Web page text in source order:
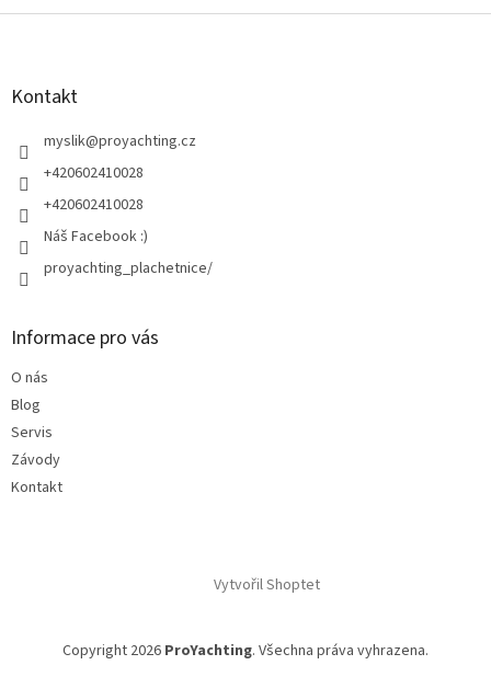
Z
Kontakt
myslik@proyachting.cz
+420602410028
+420602410028
Náš Facebook :)
proyachting_plachetnice/
Informace pro vás
O nás
Blog
Servis
Závody
Kontakt
Vytvořil Shoptet
Copyright 2026 ProYachting. Všechna práva vyhrazena.